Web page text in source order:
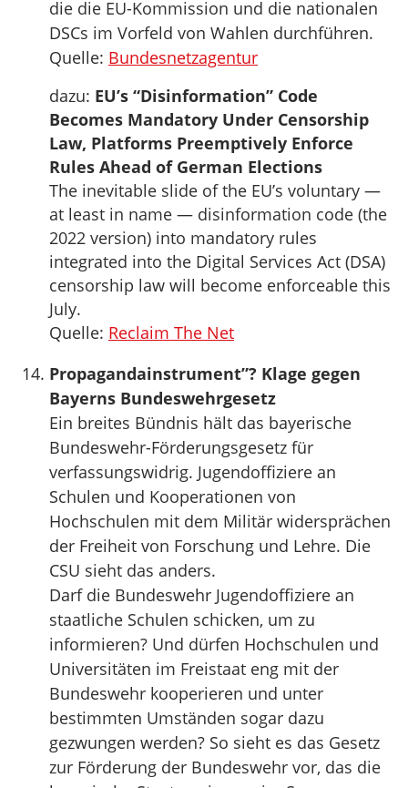
die die EU-Kommission und die nationalen
DSCs im Vorfeld von Wahlen durchführen.
Quelle: Bundesnetzagentur
dazu: EU’s “Disinformation” Code
Becomes Mandatory Under Censorship
Law, Platforms Preemptively Enforce
Rules Ahead of German Elections
The inevitable slide of the EU’s voluntary —
at least in name — disinformation code (the
2022 version) into mandatory rules
integrated into the Digital Services Act (DSA)
censorship law will become enforceable this
July.
Quelle: Reclaim The Net
Propagandainstrument”? Klage gegen
Bayerns Bundeswehrgesetz
Ein breites Bündnis hält das bayerische
Bundeswehr-Förderungsgesetz für
verfassungswidrig. Jugendoffiziere an
Schulen und Kooperationen von
Hochschulen mit dem Militär widersprächen
der Freiheit von Forschung und Lehre. Die
CSU sieht das anders.
Darf die Bundeswehr Jugendoffiziere an
staatliche Schulen schicken, um zu
informieren? Und dürfen Hochschulen und
Universitäten im Freistaat eng mit der
Bundeswehr kooperieren und unter
bestimmten Umständen sogar dazu
gezwungen werden? So sieht es das Gesetz
zur Förderung der Bundeswehr vor, das die